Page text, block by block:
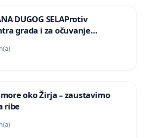
DUGOG SELAProtiv
grada i za očuvanje
površina i odraslih stabala pri
urbanističkog plana
oko Žirja – zaustavimo
ribe